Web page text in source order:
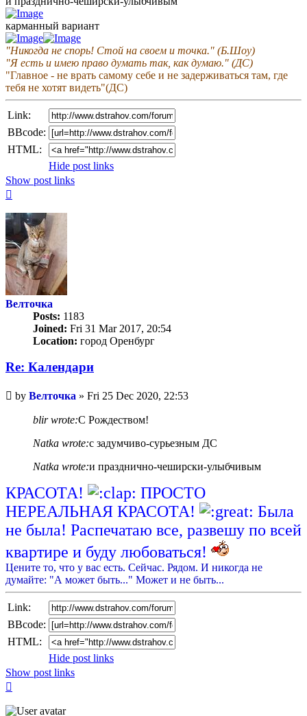
карманный вариант
"Никогда не спорь! Стой на своем и точка." (Б.Шоу)
"Я есть и имею право думать так, как думаю." (ДС)
"Главное - не врать самому себе и не задерживаться там, где
тебя не хотят видеть"(ДС)
Link:
BBcode:
HTML:
Hide post links
Show post links
Велточка
Posts: 1183
Joined: Fri 31 Mar 2017, 20:54
Location: город Оренбург
Re: Календари
Unread
post
by Велточка » Fri 25 Dec 2020, 22:53
blir wrote:С Рождеством!
Natka wrote:с задумчиво-сурьезным ДС
Natka wrote:и празднично-чеширски-улыбчивым
КРАСОТА!
ПРОСТО
НЕРЕАЛЬНАЯ КРАСОТА!
Была
не была! Распечатаю все, развешу по всей
квартире и буду любоваться!
Цените то, что у вас есть. Сейчас. Рядом. И никогда не
думайте: "А может быть..." Может и не быть...
Link:
BBcode:
HTML:
Hide post links
Show post links